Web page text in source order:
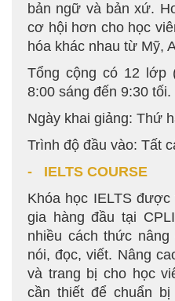
bản ngữ và bản xứ.
cơ hội hơn cho học
hóa khác nhau từ Mỹ,
Tổng cộng có 12 lớp
8:00 sáng đến 9:30 tối.
Ngày khai giảng: Thứ
Trình độ đầu vào: Tất
- IELTS COURSE
Khóa học IELTS
gia hàng đầu tại
nhiều cách thức
nói, đọc, viết. Nâng
và trang bị cho học
cần thiết để chuẩn